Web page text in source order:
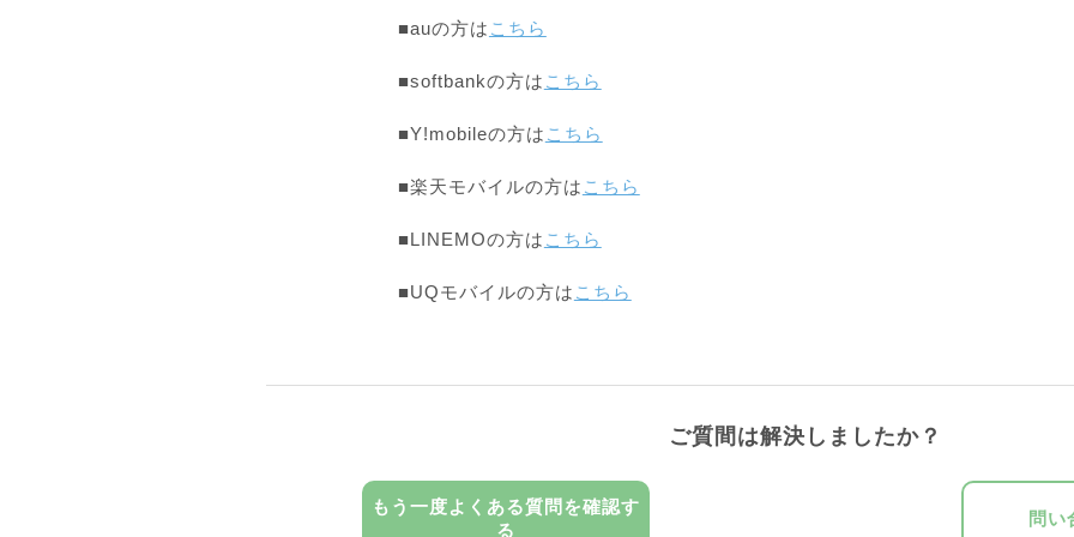
■auの方は こちら
■softbankの方は こちら
■Y!mobileの方は こちら
■楽天モバイルの方は こちら
■LINEMOの方は こちら
■UQモバイルの方は こちら
ご質間は解決しましたか？
もう一度よくある質問を確認す
る
問い